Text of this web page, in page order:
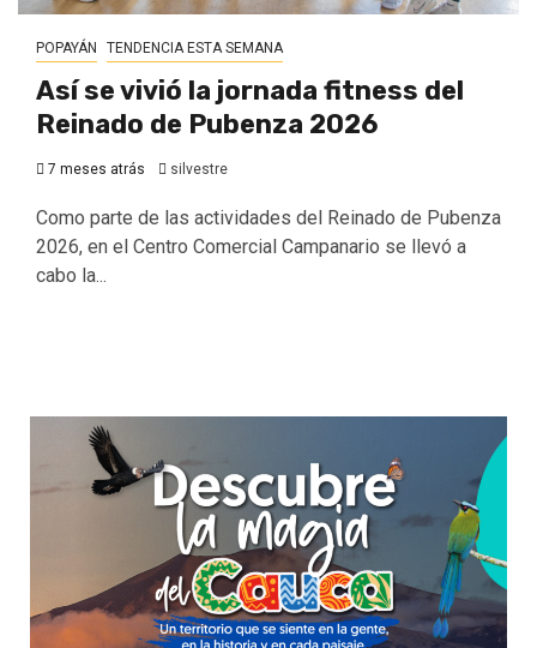
POPAYÁN TENDENCIA ESTA SEMANA
Así se vivió la jornada fitness del
Reinado de Pubenza 2026
7 meses atrás silvestre
Como parte de las actividades del Reinado de Pubenza
2026, en el Centro Comercial Campanario se llevó a
cabo la...